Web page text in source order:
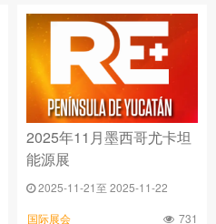
2025年11月墨西哥尤卡坦
能源展
2025-11-21至 2025-11-22
国际展会 731